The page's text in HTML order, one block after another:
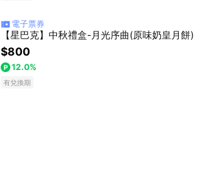
電子票券
【星巴克】中秋禮盒-月光序曲(原味奶皇月餅)
$800
12.0%
有兌換期